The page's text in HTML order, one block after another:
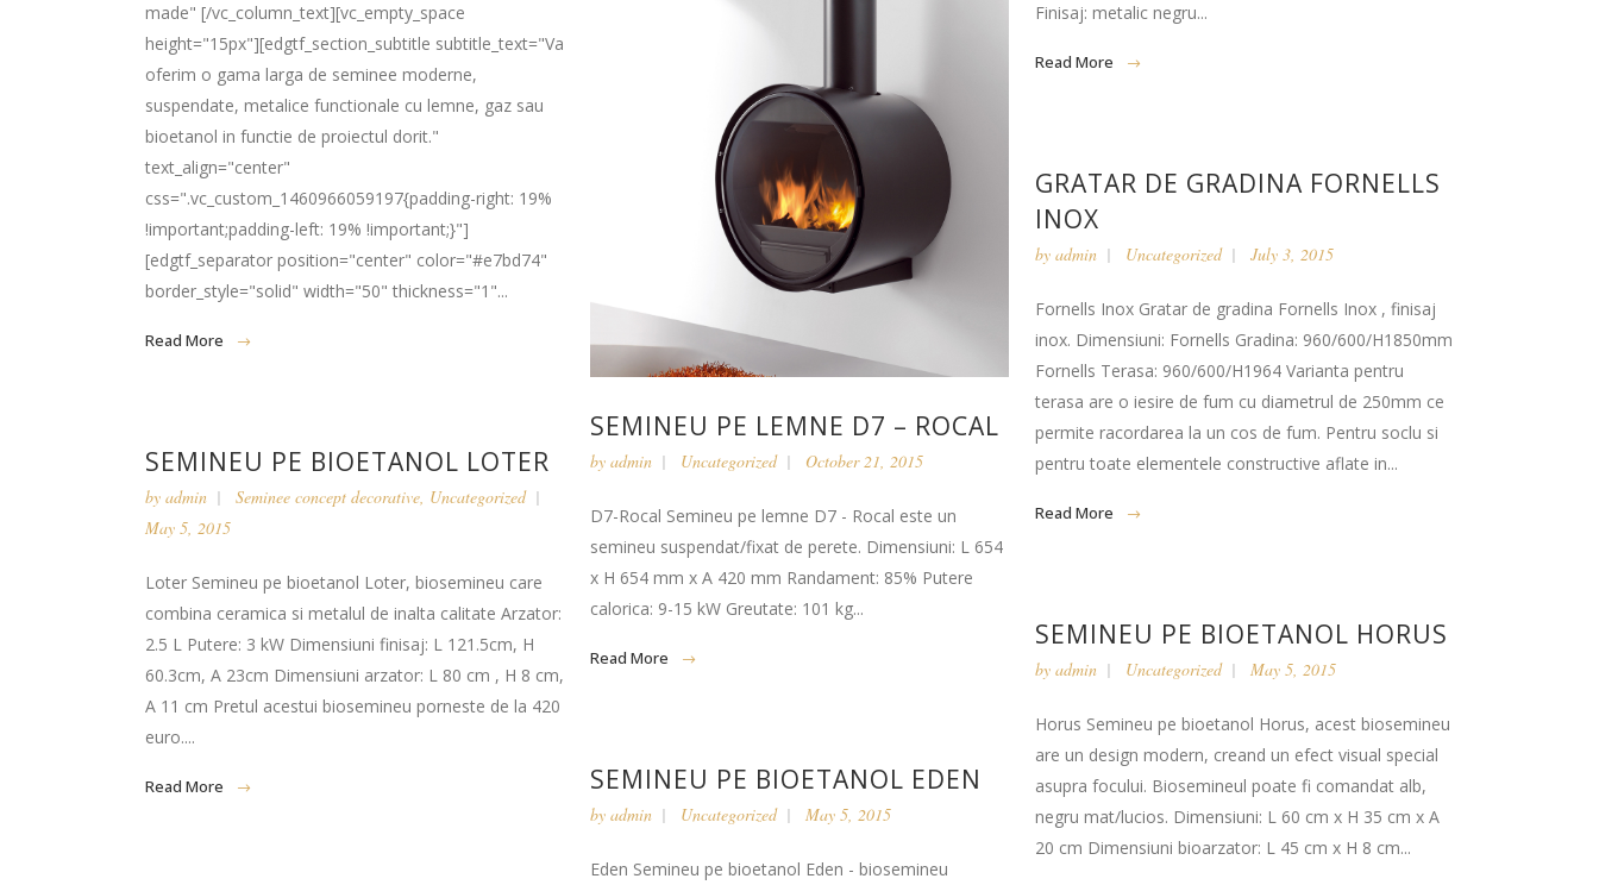
made" [/vc_column_text][vc_empty_space
height="15px"][edgtf_section_subtitle subtitle_text="Va
oferim o gama larga de seminee moderne,
suspendate, metalice functionale cu lemne, gaz sau
bioetanol in functie de proiectul dorit."
text_align="center"
css=".vc_custom_1460966059197{padding-right: 19%
!important;padding-left: 19% !important;}"]
[edgtf_separator position="center" color="#e7bd74"
border_style="solid" width="50" thickness="1"...
Read More
Finisaj: metalic negru...
Read More
SEMINEU PE LEMNE D7 – ROCAL
by admin Uncategorized October 21, 2015
D7-Rocal Semineu pe lemne D7 - Rocal este un
semineu suspendat/fixat de perete. Dimensiuni: L 654
x H 654 mm x A 420 mm Randament: 85% Putere
calorica: 9-15 kW Greutate: 101 kg...
Read More
GRATAR DE GRADINA FORNELLS
INOX
by admin Uncategorized July 3, 2015
Fornells Inox Gratar de gradina Fornells Inox , finisaj
inox. Dimensiuni: Fornells Gradina: 960/600/H1850mm
Fornells Terasa: 960/600/H1964 Varianta pentru
terasa are o iesire de fum cu diametrul de 250mm ce
permite racordarea la un cos de fum. Pentru soclu si
pentru toate elementele constructive aflate in...
Read More
SEMINEU PE BIOETANOL LOTER
by admin Seminee concept decorative, Uncategorized
May 5, 2015
Loter Semineu pe bioetanol Loter, biosemineu care
combina ceramica si metalul de inalta calitate Arzator:
2.5 L Putere: 3 kW Dimensiuni finisaj: L 121.5cm, H
60.3cm, A 23cm Dimensiuni arzator: L 80 cm , H 8 cm,
A 11 cm Pretul acestui biosemineu porneste de la 420
euro....
Read More
SEMINEU PE BIOETANOL HORUS
by admin Uncategorized May 5, 2015
Horus Semineu pe bioetanol Horus, acest biosemineu
are un design modern, creand un efect visual special
asupra focului. Biosemineul poate fi comandat alb,
negru mat/lucios. Dimensiuni: L 60 cm x H 35 cm x A
20 cm Dimensiuni bioarzator: L 45 cm x H 8 cm...
SEMINEU PE BIOETANOL EDEN
by admin Uncategorized May 5, 2015
Eden Semineu pe bioetanol Eden - biosemineu